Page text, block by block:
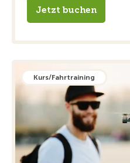
Jetzt buchen
Kurs/Fahrtraining